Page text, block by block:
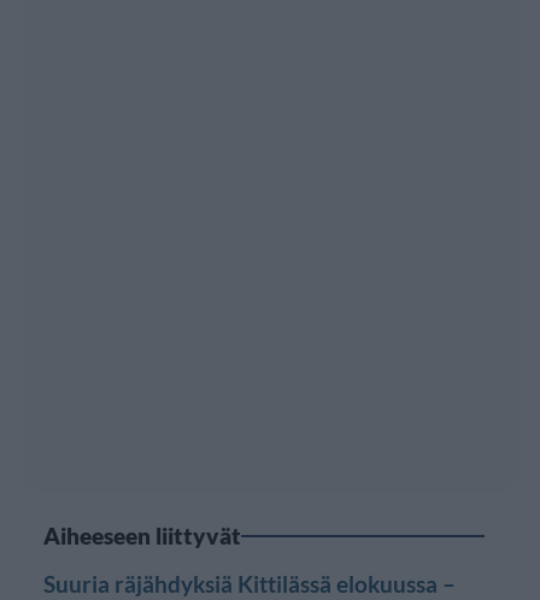
Aiheeseen liittyvät
Suuria räjähdyksiä Kittilässä elokuussa –